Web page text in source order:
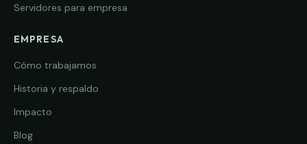
Servidores para empresa
EMPRESA
Cómo trabajamos
Historia y respaldo
Impacto
Blog